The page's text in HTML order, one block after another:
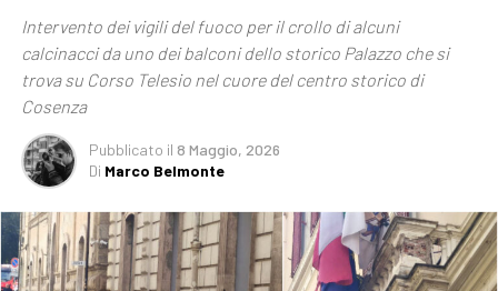
Intervento dei vigili del fuoco per il crollo di alcuni
calcinacci da uno dei balconi dello storico Palazzo che si
trova su Corso Telesio nel cuore del centro storico di
Cosenza
Pubblicato il 8 Maggio, 2026
Di Marco Belmonte